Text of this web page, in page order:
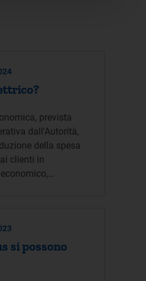
prevista
dall'Autorità,
della spesa
clienti in
si possono